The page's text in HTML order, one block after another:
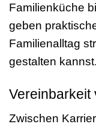
Familienküche
geben
Familienalltag
gestalten kannst.
Vereinbarkeit
Zwischen